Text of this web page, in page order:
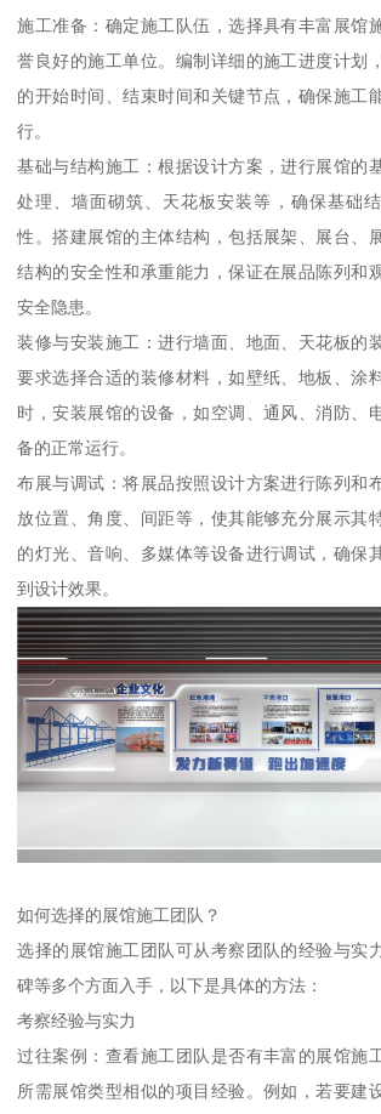
施工准备：确定施工队伍，选择具有丰富展馆
誉良好的施工单位。编制详细的施工进度计划
的开始时间、结束时间和关键节点，确保施工
行。
基础与结构施工：根据设计方案，进行展馆的
处理、墙面砌筑、天花板安装等，确保基础
性。搭建展馆的主体结构，包括展架、展台、
结构的安全性和承重能力，保证在展品陈列和
安全隐患。
装修与安装施工：进行墙面、地面、天花板的
要求选择合适的装修材料，如壁纸、地板、涂
时，安装展馆的设备，如空调、通风、消防、
备的正常运行。
布展与调试：将展品按照设计方案进行陈列和
放位置、角度、间距等，使其能够充分展示其
的灯光、音响、多媒体等设备进行调试，确保
到设计效果。
如何选择的展馆施工团队？
选择的展馆施工团队可从考察团队的经验与实
碑等多个方面入手，以下是具体的方法：
考察经验与实力
过往案例：查看施工团队是否有丰富的展馆施
所需展馆类型相似的项目经验。例如，若要建